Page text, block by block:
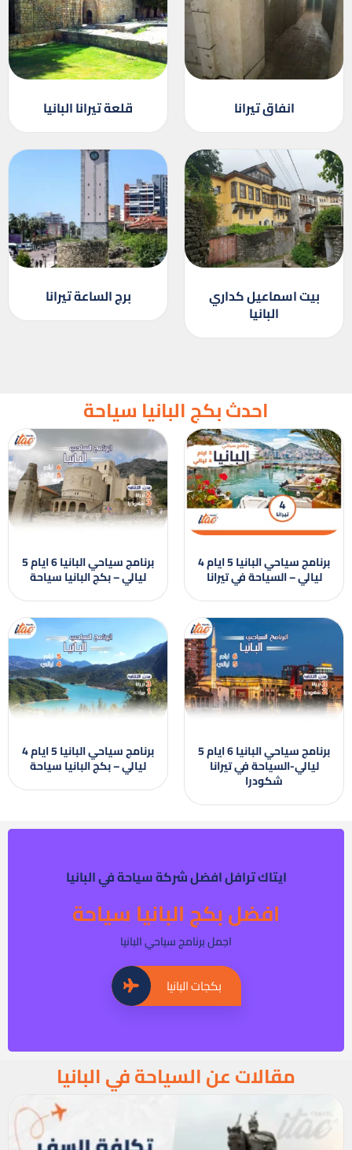
انفاق تيرانا قلعة تيرانا البانيا
بيت اسماعيل كداري
البانيا
برج الساعة تيرانا
احدث بكج البانيا سياحة
برنامج سياحي البانيا 5 ايام 4
ليالي – السياحة في تيرانا
برنامج سياحي البانيا 6 ايام 5
ليالي – بكج البانيا سياحة
برنامج سياحي البانيا 6 ايام 5
ليالي-السياحة في تيرانا
شكودرا
برنامج سياحي البانيا 5 ايام 4
ليالي – بكج البانيا سياحة
ايتاك ترافل افضل شركة سياحة في البانيا
افضل بكج البانيا سياحة
اجمل برنامج سياحي البانيا
بكجات البانيا
مقالات عن السياحة في البانيا